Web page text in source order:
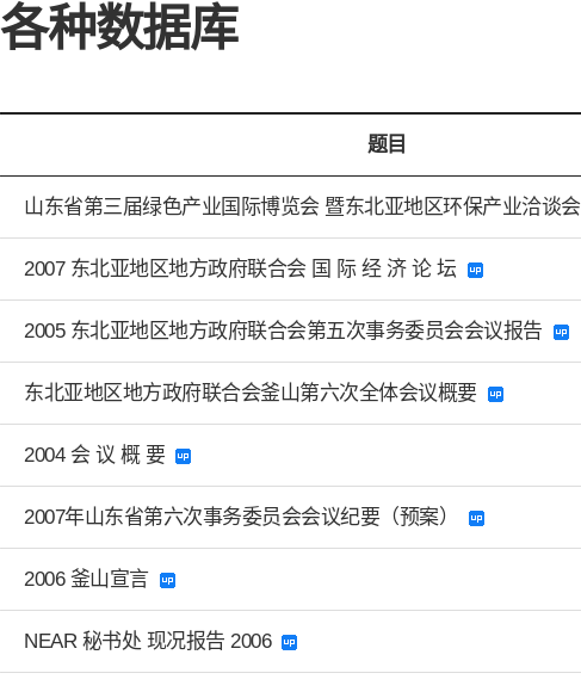
各种数据库
题目
山东省第三届绿色产业国际博览会 暨东北亚地区环保产业洽谈会
2007 东北亚地区地方政府联合会 国 际 经 济 论 坛
2005 东北亚地区地方政府联合会第五次事务委员会会议报告
东北亚地区地方政府联合会釜山第六次全体会议概要
2004 会 议 概 要
2007年山东省第六次事务委员会会议纪要（预案）
2006 釜山宣言
NEAR 秘书处 现况报告 2006